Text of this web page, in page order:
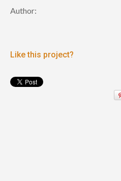
Author:
Like this project?